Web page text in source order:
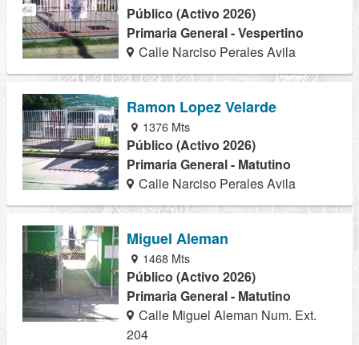
Público (Activo 2026)
Primaria General - Vespertino
Calle Narciso Perales Avila
Ramon Lopez Velarde
1376 Mts
Público (Activo 2026)
Primaria General - Matutino
Calle Narciso Perales Avila
Miguel Aleman
1468 Mts
Público (Activo 2026)
Primaria General - Matutino
Calle Miguel Aleman Num. Ext.
204